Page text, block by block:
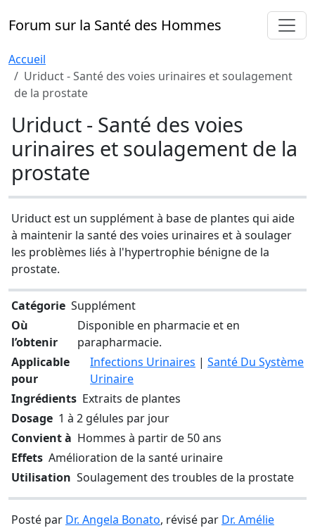
Forum sur la Santé des Hommes
Accueil
Uriduct - Santé des voies urinaires et soulagement
de la prostate
Uriduct - Santé des voies
urinaires et soulagement de la
prostate
Uriduct est un supplément à base de plantes qui aide
à maintenir la santé des voies urinaires et à soulager
les problèmes liés à l'hypertrophie bénigne de la
prostate.
Catégorie Supplément
Où
l’obtenir
Disponible en pharmacie et en
parapharmacie.
Applicable
pour
Infections Urinaires |Santé Du Système
Urinaire
Ingrédients Extraits de plantes
Dosage 1 à 2 gélules par jour
Convient à Hommes à partir de 50 ans
Effets Amélioration de la santé urinaire
Utilisation Soulagement des troubles de la prostate
Posté par Dr. Angela Bonato, révisé par Dr. Amélie